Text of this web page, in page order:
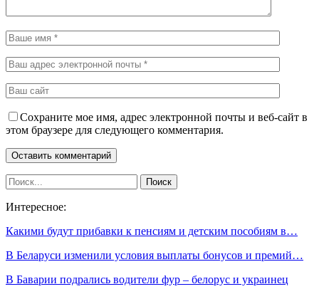
Сохраните мое имя, адрес электронной почты и веб-сайт в
этом браузере для следующего комментария.
Интересное:
Какими будут прибавки к пенсиям и детским пособиям в…
В Беларуси изменили условия выплаты бонусов и премий…
В Баварии подрались водители фур – белорус и украинец